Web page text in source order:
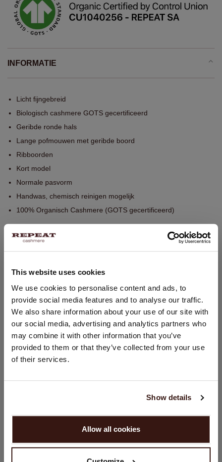
This website uses cookies
We use cookies to personalise content and ads, to
provide social media features and to analyse our traffic.
We also share information about your use of our site with
our social media, advertising and analytics partners who
may combine it with other information that you’ve
provided to them or that they’ve collected from your use
of their services.
Show details
Allow all cookies
INFORMATIE
Licht fijngebreid
Biologisch cashmere GOTS gecertificeerd
Geribde ronde hals
Lange pofmouwen met geribde boord
Ribboorden
Kort model
Normale pasvorm
Handwas, chemisch reinigen mogelijk
100% Organisch Cashmere (GOTS gecertificeerd)
WASVOORSCHRIFT
VERZENDEN & RETOURNEREN
DIT VINDT U MISSCHIEN OOK LEUK
LAND WIJZIGEN
U bezoekt Repeat cashmere vanuit Nederland (€). Wilt u uw
land wijzigen?
Verenigde Staten ($)
GA VERDER